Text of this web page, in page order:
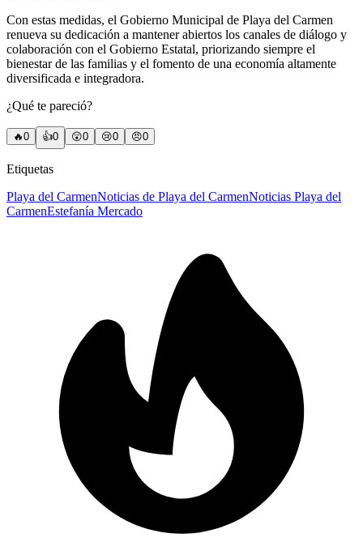
Con estas medidas, el Gobierno Municipal de Playa del Carmen
renueva su dedicación a mantener abiertos los canales de diálogo y
colaboración con el Gobierno Estatal, priorizando siempre el
bienestar de las familias y el fomento de una economía altamente
diversificada e integradora.
¿Qué te pareció?
🔥0 👍0 😲0 😢0 😠0
Etiquetas
Playa del CarmenNoticias de Playa del CarmenNoticias Playa del
CarmenEstefanía Mercado